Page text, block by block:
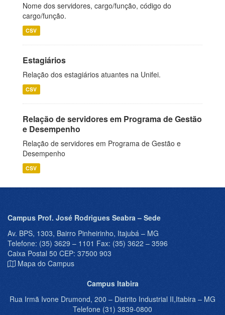
Nome dos servidores, cargo/função, código do
cargo/função.
CSV
Estagiários
Relação dos estagiários atuantes na Unifei.
CSV
Relação de servidores em Programa de Gestão
e Desempenho
Relação de servidores em Programa de Gestão e
Desempenho
CSV
Campus Prof. José Rodrigues Seabra – Sede
Av. BPS, 1303, Bairro Pinheirinho, Itajubá – MG
Telefone: (35) 3629 – 1101 Fax: (35) 3622 – 3596
Caixa Postal 50 CEP: 37500 903
Mapa do Campus
Campus Itabira
Rua Irmã Ivone Drumond, 200 – Distrito Industrial II,Itabira – MG
Telefone (31) 3839-0800